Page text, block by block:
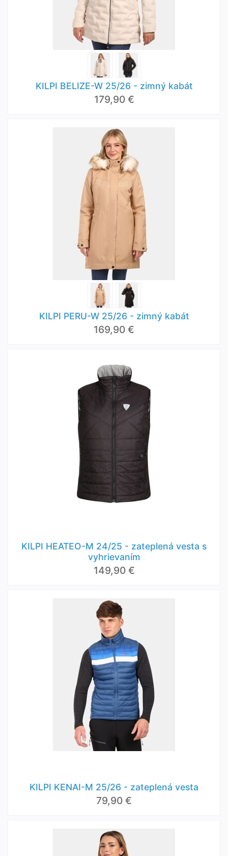
KILPI BELIZE-W 25/26 - zimný kabát
179,90 €
KILPI PERU-W 25/26 - zimný kabát
169,90 €
KILPI HEATEO-M 24/25 - zateplená vesta s
vyhrievaním
149,90 €
KILPI KENAI-M 25/26 - zateplená vesta
79,90 €